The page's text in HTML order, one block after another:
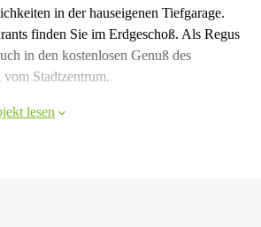
in der hauseigenen Tiefgarage.
finden Sie im Erdgeschoß. Als Regus
in den kostenlosen Genuß des
vom Stadtzentrum.
lesen